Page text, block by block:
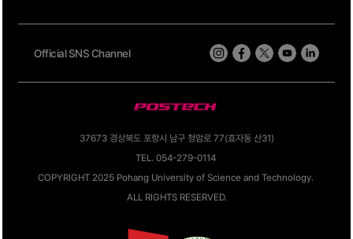
37673 경상북도 포항시 남구 청암로 77(효자동 산31)
TEL. 054-279-0114
COPYRIGHT 2025 Pohang University of Science and Technology.
ALL RIGHTS RESERVED.
Official SNS Channel